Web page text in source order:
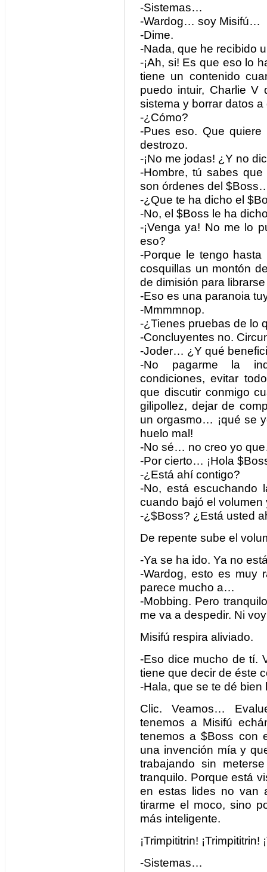
-Sistemas…
-Wardog… soy Misifú…
-Dime.
-Nada, que he recibido
-¡Ah, si! Es que eso lo
tiene un contenido
puedo intuir, Charlie V
sistema y borrar datos
-¿Cómo?
-Pues eso. Que
destrozo.
-¡No me jodas! ¿Y no
-Hombre, tú sabes
son órdenes del
-¿Que te ha dicho el
-No, el $Boss le ha
-¡Venga ya! No me lo
eso?
-Porque le tengo
cosquillas un montón
de dimisión para
-Eso es una paranoia
-Mmmmnop.
-¿Tienes pruebas de lo
-Concluyentes no.
-Joder… ¿Y qué
-No pagarme la
condiciones, evitar
que discutir conmigo
gilipollez, dejar de
un orgasmo… ¡qué se
huelo mal!
-No sé… no creo yo
-Por cierto… ¡Hola
-¿Está ahí contigo?
-No, está escuchando
cuando bajó el volumen
-¿$Boss? ¿Está usted
De repente sube el
-Ya se ha ido. Ya no
-Wardog, esto es muy
parece mucho a…
-Mobbing. Pero
me va a despedir. Ni
Misifú respira aliviado.
-Eso dice mucho de tí.
tiene que decir de éste
-Hala, que se te dé bien
Clic. Veamos…
tenemos a Misifú
tenemos a $Boss con
una invención mía y
trabajando sin
tranquilo. Porque está
en estas lides no van
tirarme el moco, sino
más inteligente.
¡Trimpititrin! ¡Trimpititrin!
-Sistemas…